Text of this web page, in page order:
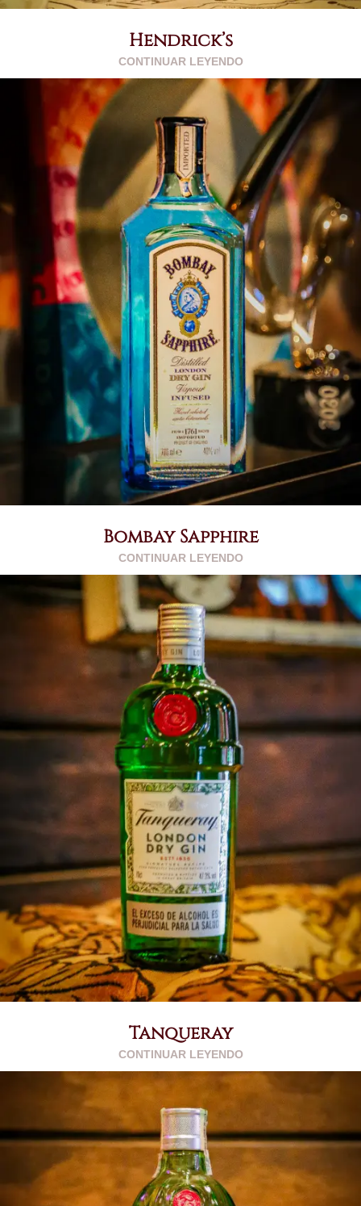
Hendrick’s
CONTINUAR LEYENDO
Bombay Sapphire
CONTINUAR LEYENDO
Tanqueray
CONTINUAR LEYENDO